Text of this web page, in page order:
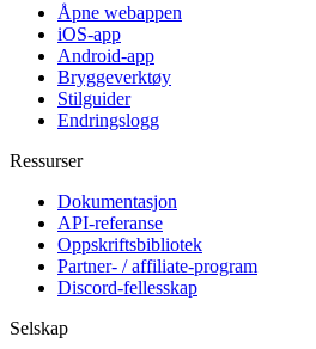
Åpne webappen
iOS-app
Android-app
Bryggeverktøy
Stilguider
Endringslogg
Ressurser
Dokumentasjon
API-referanse
Oppskriftsbibliotek
Partner- / affiliate-program
Discord-fellesskap
Selskap